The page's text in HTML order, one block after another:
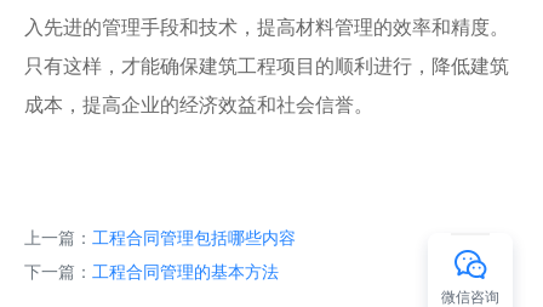
入先进的管理手段和技术，提高材料管理的效率和精度。
只有这样，才能确保建筑工程项目的顺利进行，降低建筑
成本，提高企业的经济效益和社会信誉。
上一篇： 工程合同管理包括哪些内容
下一篇： 工程合同管理的基本方法
微信咨询